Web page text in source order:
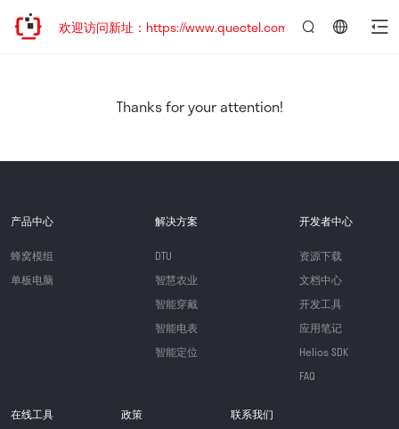
已迁移，欢迎访问新址：https://www.quectel.com.cn
Thanks for your attention!
产品中心
蜂窝模组
单板电脑
解决方案
DTU
智慧农业
智能穿戴
智能电表
智能定位
开发者中心
资源下载
文档中心
开发工具
应用笔记
Helios SDK
FAQ
在线工具 政策 联系我们